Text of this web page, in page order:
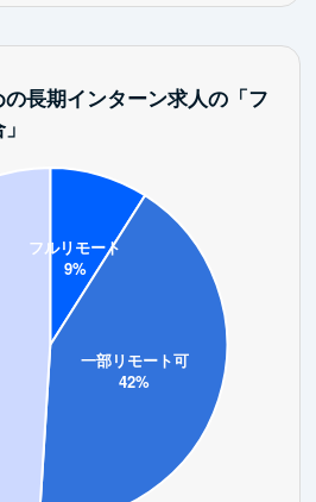
長期インターン求人の「フ